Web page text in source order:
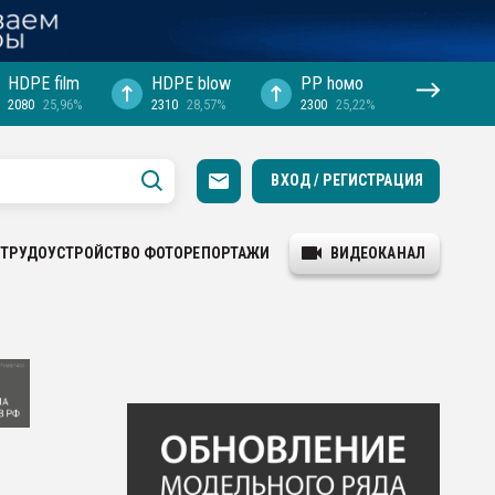
HDPE film
2080 25,96%
HDPE blow
2310 28,57%
PP hомо
2300 25,22%
ВХОД / РЕГИСТРАЦИЯ
ТРУДОУСТРОЙСТВО ФОТОРЕПОРТАЖИ ВИДЕОКАНАЛ